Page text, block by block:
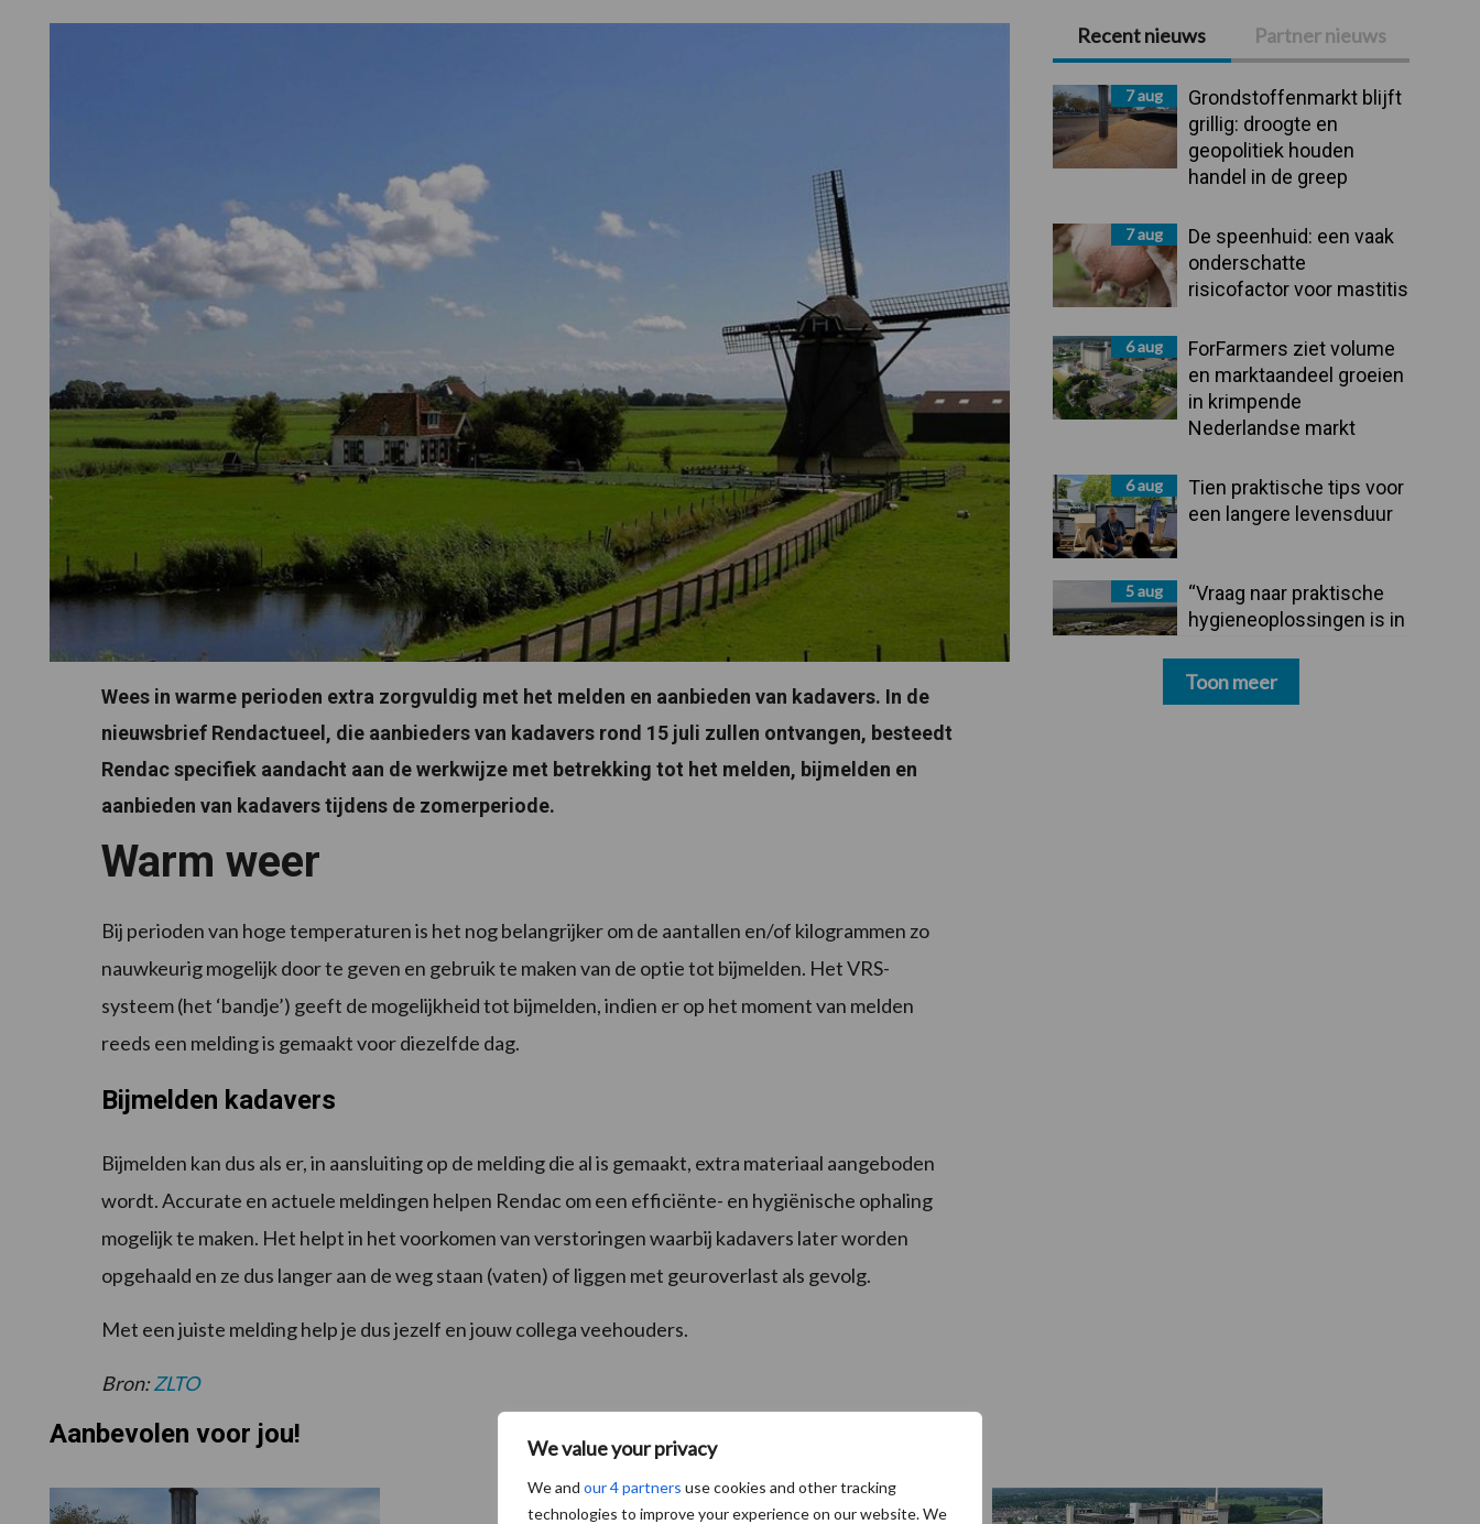
We value your privacy
We and our 4 partners use cookies and other tracking
technologies to improve your experience on our website. We
Wees in warme perioden extra zorgvuldig met het melden en aanbieden van kadavers. In de
nieuwsbrief Rendactueel, die aanbieders van kadavers rond 15 juli zullen ontvangen, besteedt
Rendac specifiek aandacht aan de werkwijze met betrekking tot het melden, bijmelden en
aanbieden van kadavers tijdens de zomerperiode.
Warm weer
Bij perioden van hoge temperaturen is het nog belangrijker om de aantallen en/of kilogrammen zo
nauwkeurig mogelijk door te geven en gebruik te maken van de optie tot bijmelden. Het VRS-
systeem (het ‘bandje’) geeft de mogelijkheid tot bijmelden, indien er op het moment van melden
reeds een melding is gemaakt voor diezelfde dag.
Bijmelden kadavers
Bijmelden kan dus als er, in aansluiting op de melding die al is gemaakt, extra materiaal aangeboden
wordt. Accurate en actuele meldingen helpen Rendac om een efficiënte- en hygiënische ophaling
mogelijk te maken. Het helpt in het voorkomen van verstoringen waarbij kadavers later worden
opgehaald en ze dus langer aan de weg staan (vaten) of liggen met geuroverlast als gevolg.
Met een juiste melding help je dus jezelf en jouw collega veehouders.
Bron:ZLTO
Primaire
Sidebar
Recent nieuws Partner nieuws
7 aug
Grondstoffenmarkt blijft
grillig: droogte en
geopolitiek houden
handel in de greep
7 aug
De speenhuid: een vaak
onderschatte
risicofactor voor mastitis
6 aug
ForFarmers ziet volume
en marktaandeel groeien
in krimpende
Nederlandse markt
6 aug
Tien praktische tips voor
een langere levensduur
5 aug
“Vraag naar praktische
hygieneoplossingen is in
Toon meer
Aanbevolen voor jou!